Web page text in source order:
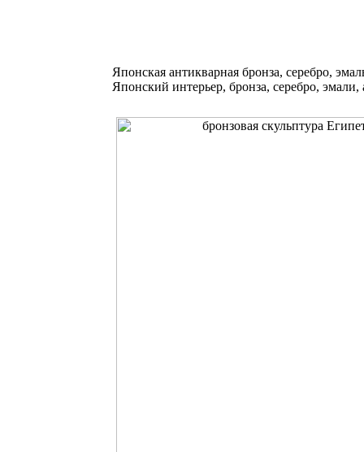
Японская антикварная бронза, серебро,
Японский интерьер, бронза, серебро,